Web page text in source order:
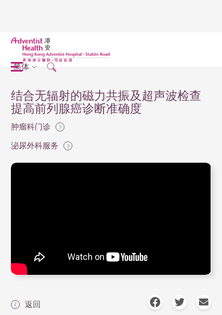
简体
结合无辐射的磁力共振及超声波检查
提高前列腺癌诊断准确度
肿瘤科门诊
泌尿外科服务
返回